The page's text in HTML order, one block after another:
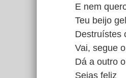
E nem
Teu beijo
Destruístes
Vai, segue
Dá a outro
Sejas feliz